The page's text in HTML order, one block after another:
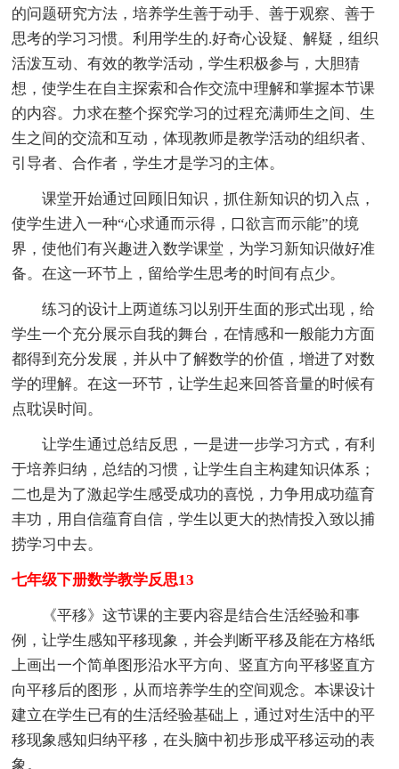
的问题研究方法，培养学生善于动手、善于观察、善于
思考的学习习惯。利用学生的.好奇心设疑、解疑，组织
活泼互动、有效的教学活动，学生积极参与，大胆猜
想，使学生在自主探索和合作交流中理解和掌握本节课
的内容。力求在整个探究学习的过程充满师生之间、生
生之间的交流和互动，体现教师是教学活动的组织者、
引导者、合作者，学生才是学习的主体。
课堂开始通过回顾旧知识，抓住新知识的切入点，
使学生进入一种“心求通而示得，口欲言而示能”的境
界，使他们有兴趣进入数学课堂，为学习新知识做好准
备。在这一环节上，留给学生思考的时间有点少。
练习的设计上两道练习以别开生面的形式出现，给
学生一个充分展示自我的舞台，在情感和一般能力方面
都得到充分发展，并从中了解数学的价值，增进了对数
学的理解。在这一环节，让学生起来回答音量的时候有
点耽误时间。
让学生通过总结反思，一是进一步学习方式，有利
于培养归纳，总结的习惯，让学生自主构建知识体系；
二也是为了激起学生感受成功的喜悦，力争用成功蕴育
丰功，用自信蕴育自信，学生以更大的热情投入致以捕
捞学习中去。
七年级下册数学教学反思13
《平移》这节课的主要内容是结合生活经验和事
例，让学生感知平移现象，并会判断平移及能在方格纸
上画出一个简单图形沿水平方向、竖直方向平移竖直方
向平移后的图形，从而培养学生的空间观念。本课设计
建立在学生已有的生活经验基础上，通过对生活中的平
移现象感知归纳平移，在头脑中初步形成平移运动的表
象。